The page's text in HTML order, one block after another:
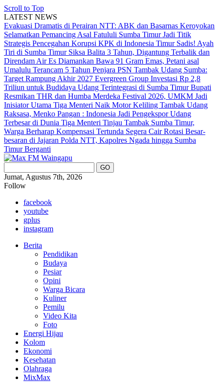
Scroll to Top
LATEST NEWS
Evakuasi Dramatis di Perairan NTT: ABK dan Basarnas Keroyokan
Selamatkan Pemancing Asal Fatululi Sumba Timur Jadi Titik
Strategis Pencegahan Korupsi KPK di Indonesia Timur Sadis! Ayah
Tiri di Sumba Timur Siksa Balita 3 Tahun, Digantung Terbalik dan
Direndam Air Es Diamankan Bawa 91 Gram Emas, Petani asal
Umalulu Terancam 5 Tahun Penjara PSN Tambak Udang Sumba:
Target Rampung Akhir 2027 Evergreen Group Investasi Rp 2,8
Triliun untuk Budidaya Udang Terintegrasi di Sumba TimurBupati
Resmikan THR dan Humba Merdeka Festival 2026, UMKM Jadi
Inisiator Utama Tiga Menteri Naik Motor Keliling Tambak Udang
Raksasa, Menko Pangan : Indonesia Jadi Pengekspor Udang
Terbesar di Dunia Tiga Menteri Tinjau Tambak Sumba Timur,
Warga Berharap Kompensasi Tertunda Segera CairRotasi Besar-
besaran di Jajaran Polda NTT, Kapolres Ngada hingga Sumba
Timur Berganti
Jumat, Agustus 7th, 2026
Follow
facebook
youtube
gplus
instagram
Berita
Pendidikan
Budaya
Pesiar
Opini
Warga Bicara
Kuliner
Pemilu
Video Kita
Foto
Energi Hijau
Kolom
Ekonomi
Kesehatan
Olahraga
MixMax